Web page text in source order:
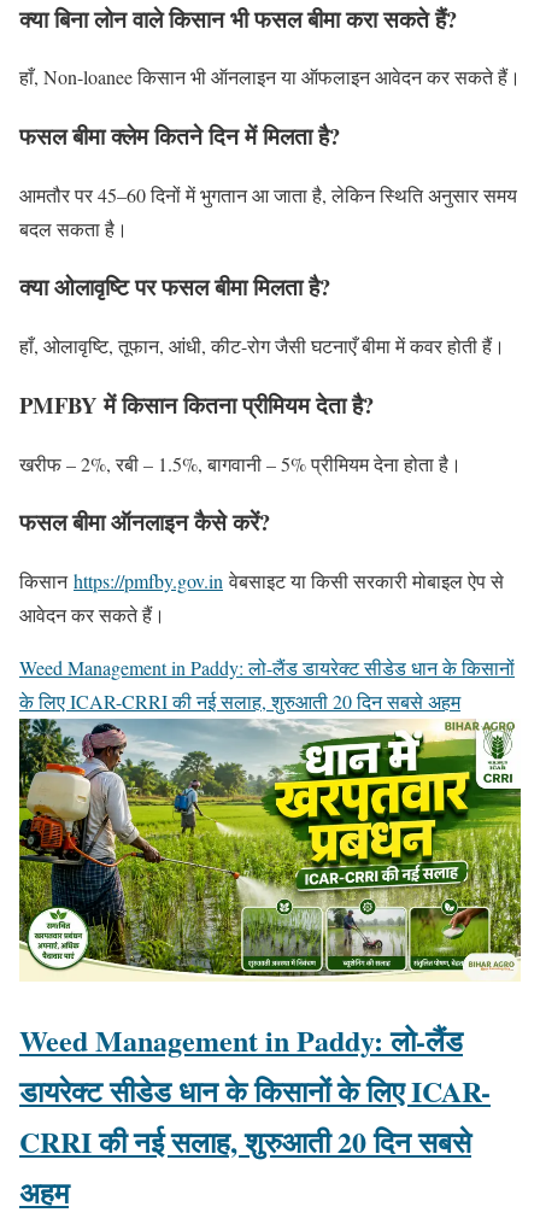
क्या बिना लोन वाले किसान भी फसल बीमा करा सकते हैं?
हाँ, Non-loanee किसान भी ऑनलाइन या ऑफलाइन आवेदन कर सकते हैं।
फसल बीमा क्लेम कितने दिन में मिलता है?
आमतौर पर 45–60 दिनों में भुगतान आ जाता है, लेकिन स्थिति अनुसार समय
बदल सकता है।
क्या ओलावृष्टि पर फसल बीमा मिलता है?
हाँ, ओलावृष्टि, तूफान, आंधी, कीट-रोग जैसी घटनाएँ बीमा में कवर होती हैं।
PMFBY में किसान कितना प्रीमियम देता है?
खरीफ – 2%, रबी – 1.5%, बागवानी – 5% प्रीमियम देना होता है।
फसल बीमा ऑनलाइन कैसे करें?
किसानhttps://pmfby.gov.in वेबसाइट या किसी सरकारी मोबाइल ऐप से
आवेदन कर सकते हैं।
Weed Management in Paddy: लो-लैंड डायरेक्ट सीडेड धान के किसानों
के लिए ICAR-CRRI की नई सलाह, शुरुआती 20 दिन सबसे अहम
Weed Management in Paddy: लो-लैंड
डायरेक्ट सीडेड धान के किसानों के लिए ICAR-
CRRI की नई सलाह, शुरुआती 20 दिन सबसे
अहम